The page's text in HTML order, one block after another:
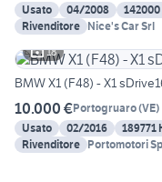
Usato
04/2008 142000
Rivenditore Nice's Car Srl
18
BMW X1 (F48) - X1
10.000 €Portogruaro(VE)
Usato
02/2016 189771
Rivenditore Portomotori